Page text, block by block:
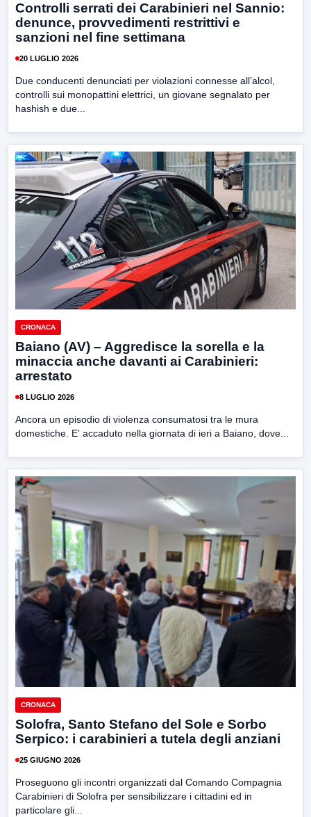
Controlli serrati dei Carabinieri nel Sannio:
denunce, provvedimenti restrittivi e
sanzioni nel fine settimana
20 LUGLIO 2026
Due conducenti denunciati per violazioni connesse all’alcol,
controlli sui monopattini elettrici, un giovane segnalato per
hashish e due...
CRONACA
Baiano (AV) – Aggredisce la sorella e la
minaccia anche davanti ai Carabinieri:
arrestato
8 LUGLIO 2026
Ancora un episodio di violenza consumatosi tra le mura
domestiche. E’ accaduto nella giornata di ieri a Baiano, dove...
CRONACA
Solofra, Santo Stefano del Sole e Sorbo
Serpico: i carabinieri a tutela degli anziani
25 GIUGNO 2026
Proseguono gli incontri organizzati dal Comando Compagnia
Carabinieri di Solofra per sensibilizzare i cittadini ed in
particolare gli...